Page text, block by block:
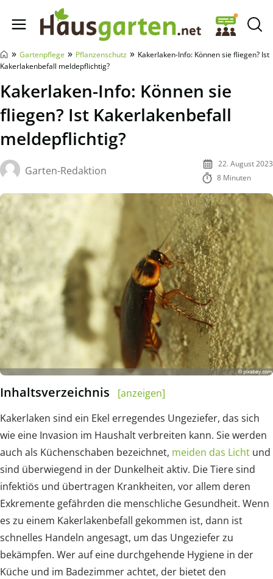
Hausgarten.net
» Gartenpflege » Pflanzenschutz » Kakerlaken-Info: Können sie fliegen? Ist
Kakerlakenbefall meldepflichtig?
Kakerlaken-Info: Können sie
fliegen? Ist Kakerlakenbefall
meldepflichtig?
Garten-Redaktion
22. August 2023
8 Minuten
Inhaltsverzeichnis
[anzeigen]
Kakerlaken sind ein Ekel erregendes Ungeziefer, das sich
wie eine Invasion im Haushalt verbreiten kann. Sie werden
auch als Küchenschaben bezeichnet, meiden das Licht und
sind überwiegend in der Dunkelheit aktiv. Die Tiere sind
infektiös und übertragen Krankheiten, vor allem deren
Exkremente gefährden die menschliche Gesundheit. Wenn
es zu einem Kakerlakenbefall gekommen ist, dann ist
schnelles Handeln angesagt, um das Ungeziefer zu
bekämpfen. Wer auf eine durchgehende Hygiene in der
Küche und im Badezimmer achtet, der bietet den